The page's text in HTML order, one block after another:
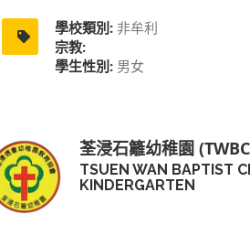
學校類別: 非牟利
宗教:
學生性別: 男女
荃浸石籬幼稚園
TSUEN WAN BAPTIST
KINDERGARTEN